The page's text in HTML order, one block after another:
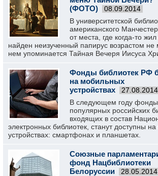
(ФОТО)
08.09.2014
В университетской
американского
от места, где когда-то жил
найден неизученный папирус возрастом
нем упоминается Тайная Вечеря Иисуса
Фонды библиотек РФ
на мобильных
устройствах
27.08.2014
В следующем году
популярных российских
входящих в состав
электронных библиотек, станут доступны
устройствах: смартфонах и планшетах.
Союзные
фонд Нацбиблиотеки
Белоруссии
28.05.2014